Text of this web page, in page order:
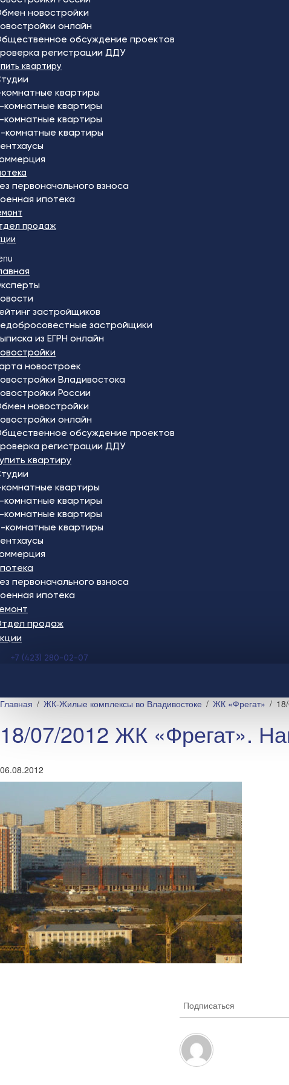
новостройки
онлайн
обсуждение проектов
регистрации ДДУ
квартиру
комнатные квартиры
комнатные квартиры
комнатные квартиры
комнатные квартиры
первоначального взноса
ипотека
продаж
застройщиков
застройщики
из ЕГРН онлайн
новостроек
Владивостока
России
новостройки
онлайн
обсуждение проектов
регистрации ДДУ
квартиру
комнатные квартиры
комнатные квартиры
комнатные квартиры
комнатные квартиры
первоначального взноса
ипотека
продаж
+7 (423) 280-02-07
Главная ЖК-Жилые комплексы во Владивостоке ЖК «Фрегат»
18/07/2012 ЖК «Фрегат».
06.08.2012
Подписаться